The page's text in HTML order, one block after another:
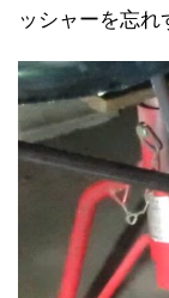
ッシャーを忘れ